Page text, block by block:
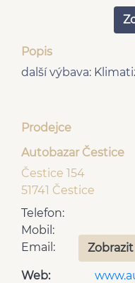
vyhřívaná zrcátka
senzor opotřebení
plní 'EURO III'
startování tlačítkem
Popis
další výbava:
Prodejce
Autobazar Čestice
Čestice 154
51741 Čestice
Telefon:
Mobil:
Email:
Web: